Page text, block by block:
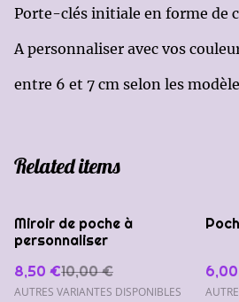
Porte-clés initiale en forme de
A personnaliser avec vos
entre 6 et 7 cm selon les
Related items
%
Miroir de poche à
personnaliser
8,50 €10,00 €
AUTRES VARIANTES DISPONIBLES
%